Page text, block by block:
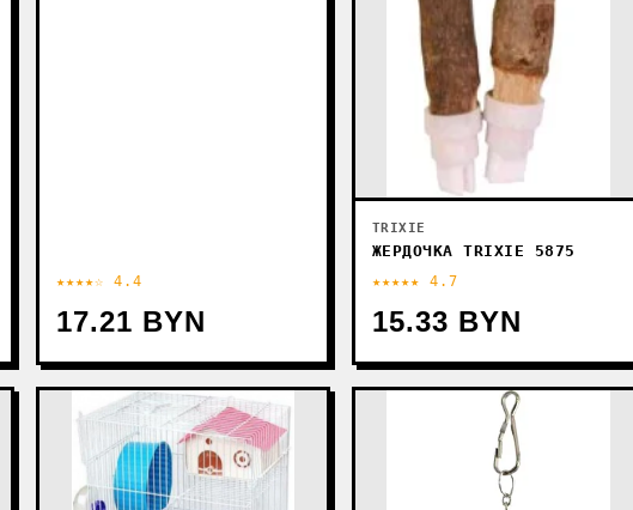
★★★★☆ 4.4
17.21 BYN
TRIXIE
ЖЕРДОЧКА TRIXIE 5875
★★★★★ 4.7
15.33 BYN